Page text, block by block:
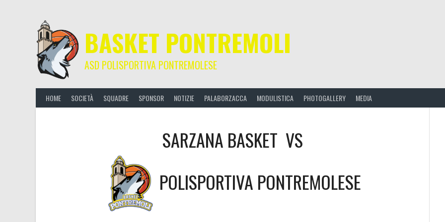
BASKET PONTREMOLI
ASD POLISPORTIVA PONTREMOLESE
HOME SOCIETÀ SQUADRE SPONSOR NOTIZIE PALABORZACCA MODULISTICA PHOTOGALLERY MEDIA
SARZANA BASKET VS
POLISPORTIVA PONTREMOLESE